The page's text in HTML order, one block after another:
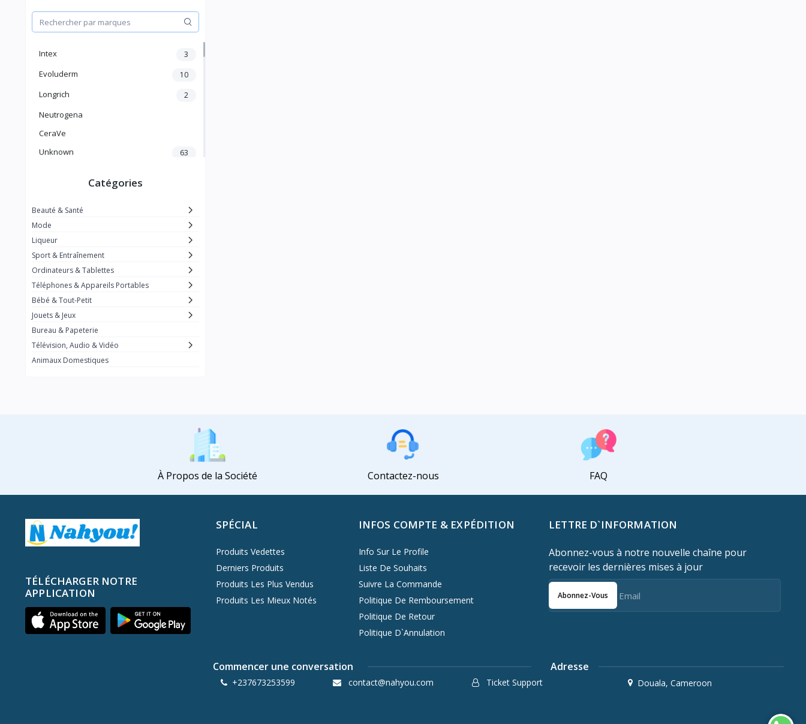
Intex 3
Evoluderm 10
Longrich 2
Neutrogena
CeraVe
Unknown
63
Xiaomi
Vans
Under Armour
Toshiba
Tommy Hilfiger
The North Face
Tecno
Sony
Shein
2
Nivea
Panasonic
Jordan
Oppo
Nokia
Catégories
Beauté & Santé
Mode
Liqueur
Sport & Entraînement
Ordinateurs & Tablettes
Téléphones & Appareils Portables
Bébé & Tout-Petit
Jouets & Jeux
Bureau & Papeterie
Télévision, Audio & Vidéo
Animaux Domestiques
À Propos de la Société Contactez-nous FAQ
TÉLÉCHARGER NOTRE
APPLICATION
SPÉCIAL
Produits Vedettes
Derniers Produits
Produits Les Plus Vendus
Produits Les Mieux Notés
INFOS COMPTE & EXPÉDITION
Info Sur Le Profile
Liste De Souhaits
Suivre La Commande
Politique De Remboursement
Politique De Retour
Politique D`Annulation
LETTRE D`INFORMATION
Abonnez-vous à notre nouvelle chaîne pour
recevoir les dernières mises à jour
Abonnez-Vous
Commencer une conversation
+237673253599 contact@nahyou.com Ticket Support
Adresse
Douala, Cameroon